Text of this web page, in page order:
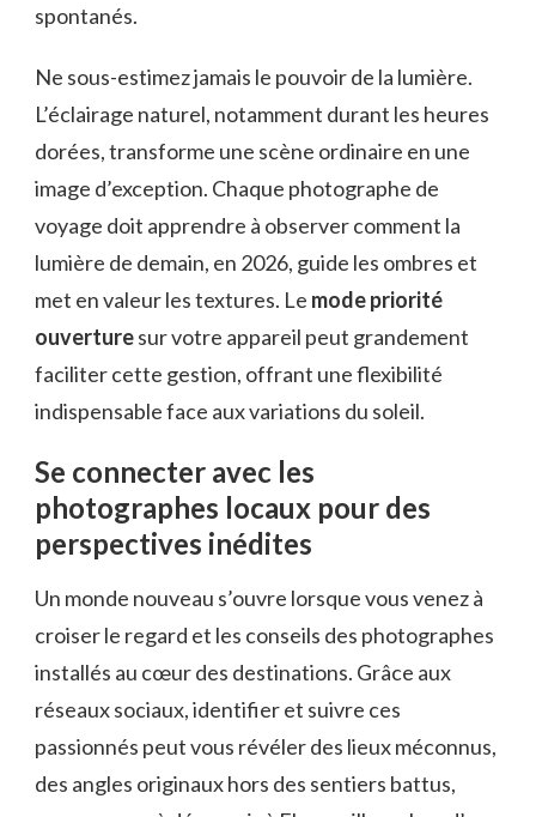
spontanés.
Ne sous-estimez jamais le pouvoir de la lumière.
L’éclairage naturel, notamment durant les heures
dorées, transforme une scène ordinaire en une
image d’exception. Chaque photographe de
voyage doit apprendre à observer comment la
lumière de demain, en 2026, guide les ombres et
met en valeur les textures. Le mode priorité
ouverturesur votre appareil peut grandement
faciliter cette gestion, offrant une flexibilité
indispensable face aux variations du soleil.
Se connecter avec les
photographes locaux pour des
perspectives inédites
Un monde nouveau s’ouvre lorsque vous venez à
croiser le regard et les conseils des photographes
installés au cœur des destinations. Grâce aux
réseaux sociaux, identifier et suivre ces
passionnés peut vous révéler des lieux méconnus,
des angles originaux hors des sentiers battus,